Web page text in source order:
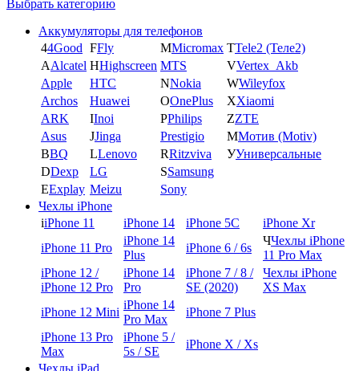
Выбрать категорию
Аккумуляторы для телефонов
44Good FFly MMicromax TTele2 (Теле2)
AAlcatel HHighscreen MTS VVertex_Akb
Apple
HTC NNokia WWileyfox
Archos
Huawei OOnePlus XXiaomi
ARK
IInoi PPhilips ZZTE
Asus
JJinga Prestigio ММотив (Motiv)
BBQ LLenovo RRitzviva УУниверсальные
DDexp LG SSamsung
EExplay Meizu
Sony
Чехлы iPhone
iiPhone 11 iPhone 14 iPhone 5C
iPhone Xr
iPhone 11 Pro
iPhone 14
Plus
iPhone 6 / 6s
ЧЧехлы iPhone
11 Pro Max
iPhone 12 /
iPhone 12 Pro
iPhone 14
Pro
iPhone 7 / 8 /
SE (2020)
Чехлы iPhone
XS Max
iPhone 12 Mini
iPhone 14
Pro Max
iPhone 7 Plus
iPhone 13 Pro
Max
iPhone 5 /
5s / SE
iPhone X / Xs
Чехлы iPad